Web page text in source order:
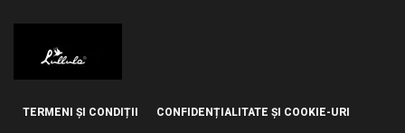
TERMENI ȘI CONDIȚII CONFIDENȚIALITATE ȘI COOKIE-URI